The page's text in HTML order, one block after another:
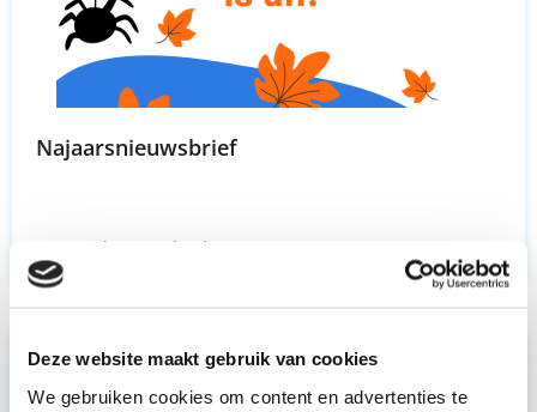
Deze website maakt gebruik van cookies
We gebruiken cookies om content en advertenties te
Najaarsnieuwsbrief
woensdag 22 oktober 2025